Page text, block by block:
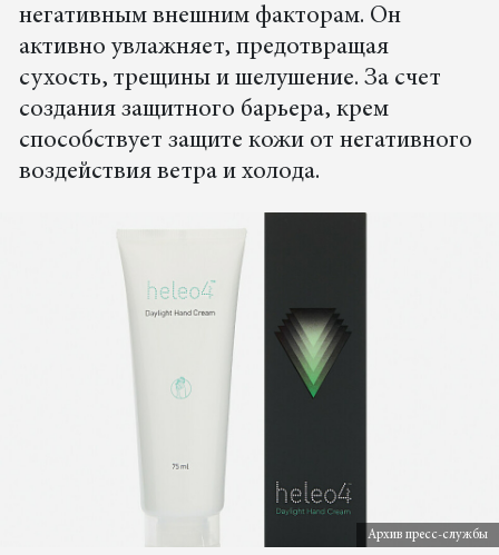
негативным внешним факторам. Он
активно увлажняет, предотвращая
сухость, трещины и шелушение. За счет
создания защитного барьера, крем
способствует защите кожи от негативного
воздействия ветра и холода.
Архив пресс-службы